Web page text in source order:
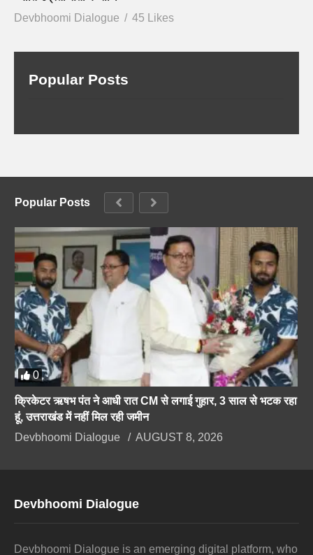
Devbhoomi Dialogue
45 Likes
Popular Posts
Popular Posts
0
क्रिकेटर ऋषभ पंत ने आधी रात CM से लगाई गुहार, 3 साल से भटक रहा
हूं, उत्तराखंड में नहीं मिल रही जमीन
Devbhoomi Dialogue
AUGUST 8, 2026
Devbhoomi Dialogue
Devbhoomi Dialogue is an emerging digital platform, who